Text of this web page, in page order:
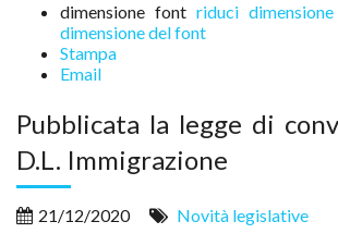
dimensione font riduci
dimensione del font
Stampa
Email
Pubblicata la legge di
D.L. Immigrazione
21/12/2020 Novità legislative